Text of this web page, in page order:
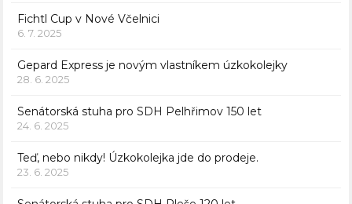
Fichtl Cup v Nové Včelnici
6. 7. 2025
Gepard Express je novým vlastníkem úzkokolejky
28. 6. 2025
Senátorská stuha pro SDH Pelhřimov 150 let
24. 6. 2025
Teď, nebo nikdy! Úzkokolejka jde do prodeje.
23. 6. 2025